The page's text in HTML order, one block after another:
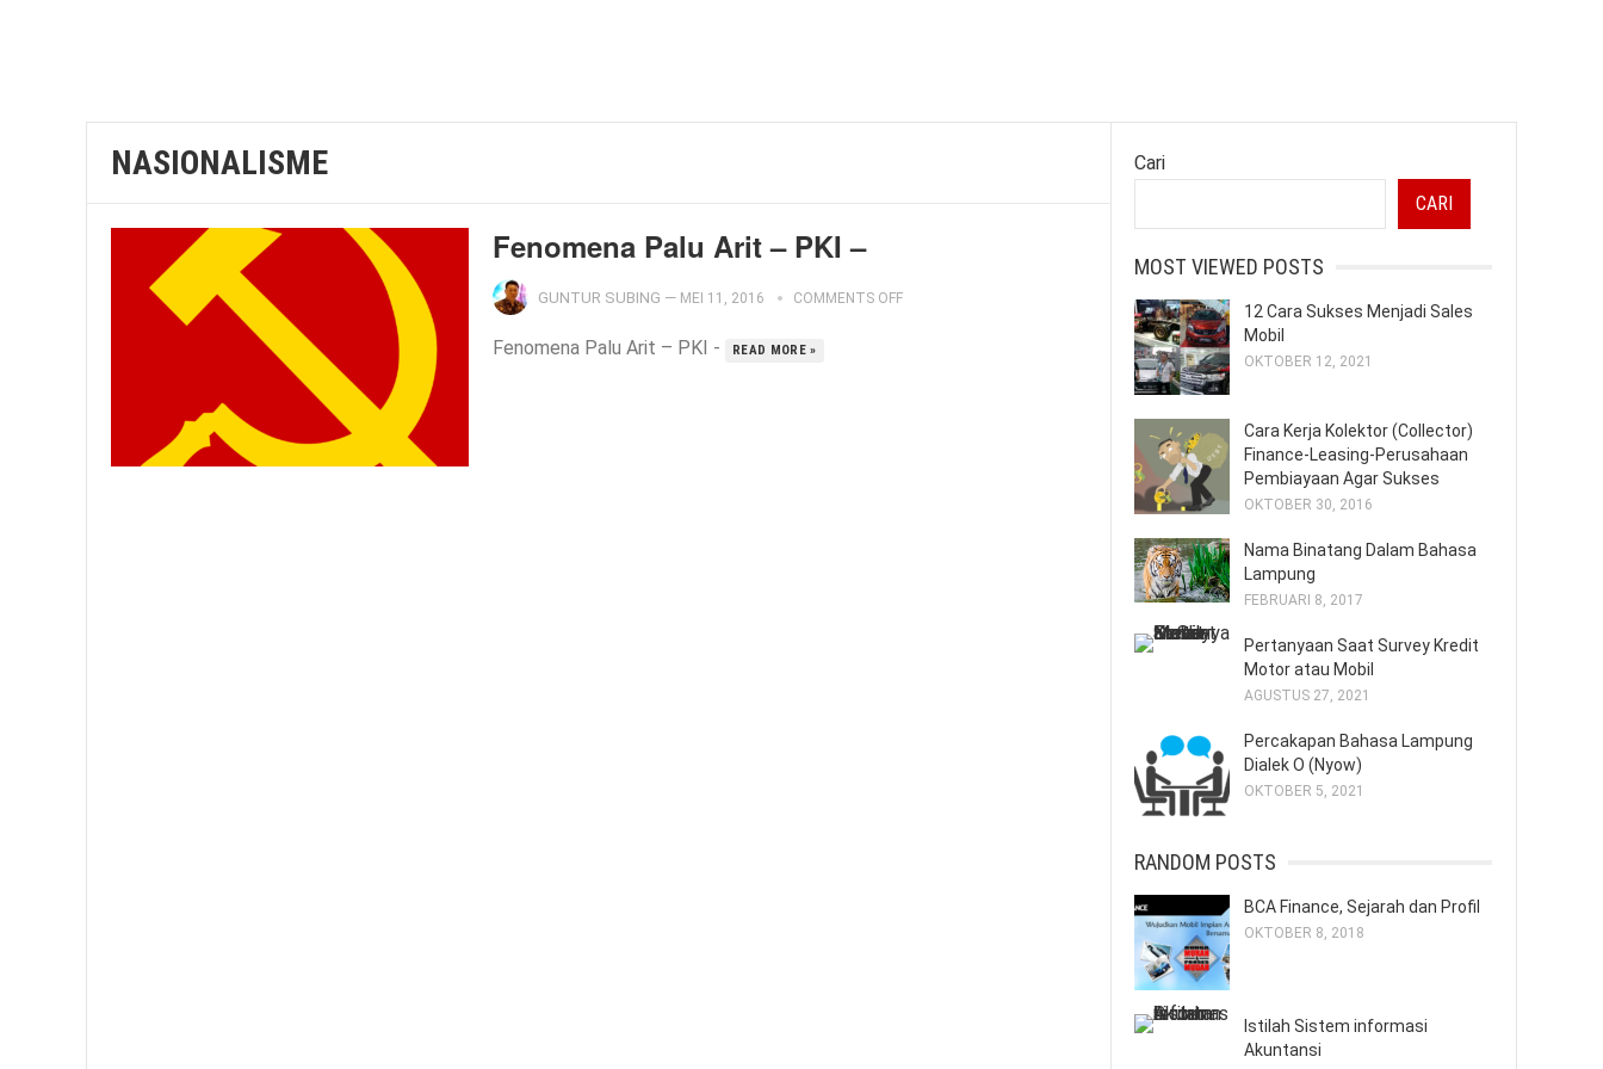
NASIONALISME
Fenomena Palu Arit – PKI –
GUNTUR SUBING — MEI 11, 2016 COMMENTS OFF
Fenomena Palu Arit – PKI - READ MORE »
Cari
CARI
MOST VIEWED POSTS
12 Cara Sukses Menjadi Sales
Mobil
OKTOBER 12, 2021
Cara Kerja Kolektor (Collector)
Finance-Leasing-Perusahaan
Pembiayaan Agar Sukses
OKTOBER 30, 2016
Nama Binatang Dalam Bahasa
Lampung
FEBRUARI 8, 2017
Pertanyaan Saat Survey Kredit
Motor atau Mobil
AGUSTUS 27, 2021
Percakapan Bahasa Lampung
Dialek O (Nyow)
OKTOBER 5, 2021
RANDOM POSTS
BCA Finance, Sejarah dan Profil
OKTOBER 8, 2018
Istilah Sistem informasi
Akuntansi